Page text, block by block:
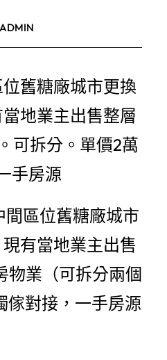
ADMIN
舊糖廠城市更換
地業主出售整層
可拆分。單價2萬
手房源
區位舊糖廠城市
有當地業主出售
物業（可拆分兩個
傢對接，一手房源